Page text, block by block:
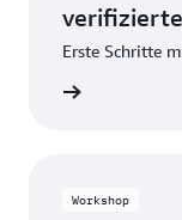
Erste Schritte
Workshop